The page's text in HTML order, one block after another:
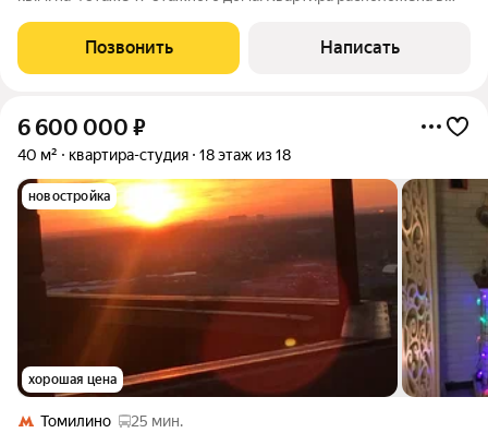
территории комплекса вас ждут: зеленый двор, зоны отдыха,
детские площадки и
Позвонить Написать
6 600 000 ₽
40 м² квартира-студия 18 этаж из 18
новостройка
хорошая цена
Томилино
25 мин.